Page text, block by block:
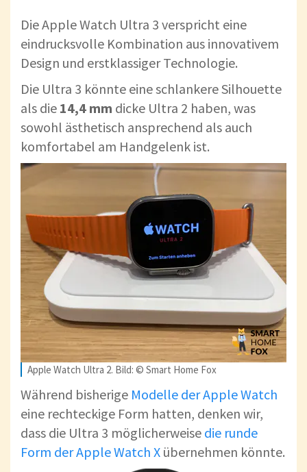
Die Apple Watch Ultra 3 verspricht eine
eindrucksvolle Kombination aus innovativem
Design und erstklassiger Technologie.
Die Ultra 3 könnte eine schlankere Silhouette
als die 14,4 mm dicke Ultra 2 haben, was
sowohl ästhetisch ansprechend als auch
komfortabel am Handgelenk ist.
Apple Watch Ultra 2. Bild: © Smart Home Fox
Während bisherige Modelle der Apple Watch
eine rechteckige Form hatten, denken wir,
dass die Ultra 3 möglicherweise die runde
Form der Apple Watch X übernehmen könnte.